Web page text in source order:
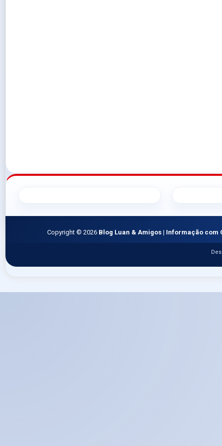
Copyright © 2026 Blog Luan & Amigos | Informação